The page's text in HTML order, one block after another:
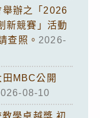
舉辦之「2026
新競賽」活動
查照。 2026-
MBC公開
08-10
學卓越獎 初